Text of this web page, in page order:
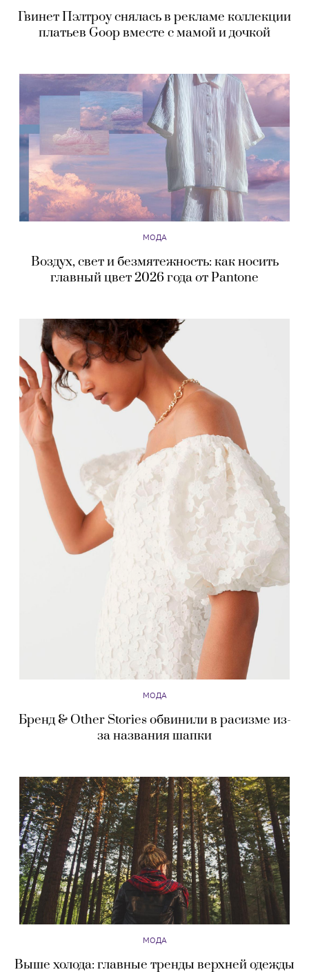
Гвинет Пэлтроу снялась в рекламе коллекции
платьев Goop вместе с мамой и дочкой
МОДА
Воздух, свет и безмятежность: как носить
главный цвет 2026 года от Pantone
МОДА
Бренд & Other Stories обвинили в расизме из-
за названия шапки
МОДА
Выше холода: главные тренды верхней одежды